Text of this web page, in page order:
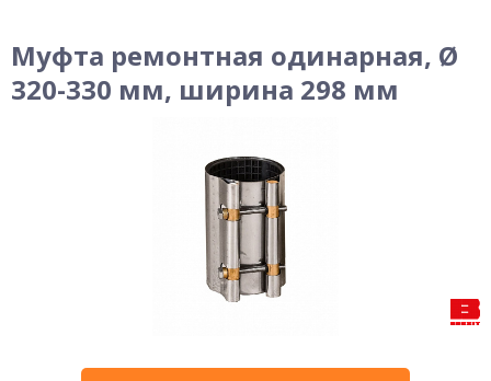
Муфта ремонтная одинарная, Ø
320-330 мм, ширина 298 мм